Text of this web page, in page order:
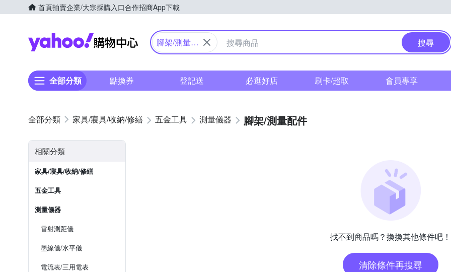
首頁拍賣企業/大宗採購入口合作招商App下載
Yahoo購物中心
腳架/測量配
搜尋
全部分類 點換券 登記送 必逛好店 刷卡/超取 會員專享
家具/寢具/收納/修繕 五金工具 測量儀器 腳架/測量配件
相關分類
家具/寢具/收納/修繕
五金工具
測量儀器
雷射測距儀
墨線儀/水平儀
電流表/三用電表
找不到商品嗎？換換其他條件吧！
清除條件再搜尋